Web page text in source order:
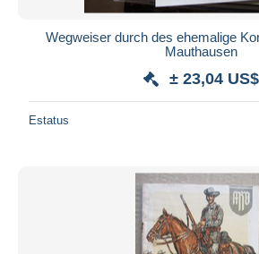
Wegweiser durch des ehemalige
Mauthausen
± 23,04 US$
Estatus